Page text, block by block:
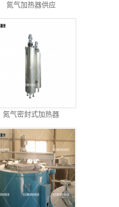
氮气加热器供应
氮气密封式加热器